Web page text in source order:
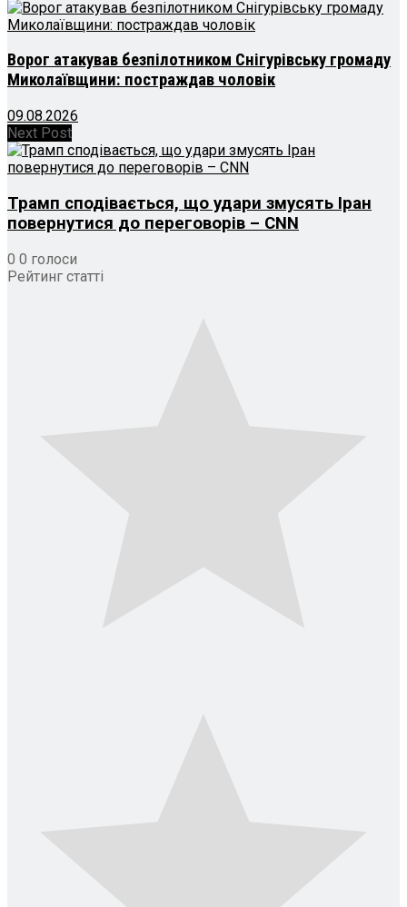
Ворог атакував безпілотником Снігурівську громаду
Миколаївщини: постраждав чоловік
09.08.2026
Next Post
Трамп сподівається, що удари змусять Іран
повернутися до переговорів – CNN
0 0 голоси
Рейтинг статті